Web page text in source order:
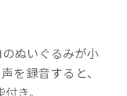
ぬいぐるみが小
を録音すると、
き。